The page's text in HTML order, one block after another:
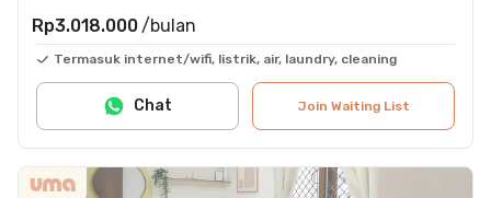
Rp3.018.000 /bulan
Termasuk internet/wifi, listrik, air, laundry, cleaning
Join Waiting List
Chat